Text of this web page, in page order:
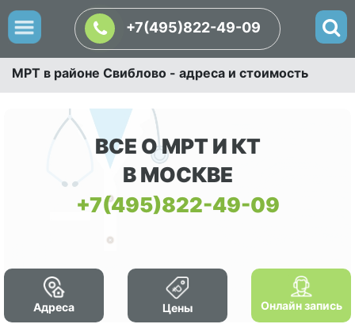
+7(495)822-49-09
МРТ в районе Свиблово - адреса и стоимость
ВСЕ О МРТ И КТ
В МОСКВЕ
+7(495)822-49-09
Адреса Цены Онлайн запись